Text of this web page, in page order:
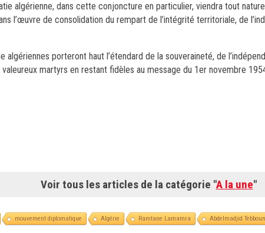
algérienne, dans cette conjoncture en particulier, viendra tout
l’œuvre de consolidation du rempart de l’intégrité territoriale, de
algériennes porteront haut l’étendard de la souveraineté, de
martyrs en restant fidèles au message du 1er novembre
Voir tous les articles de la catégorie "A la une"
mouvement diplomatique Algérie Ramtane Lamamra Abdelmadjid